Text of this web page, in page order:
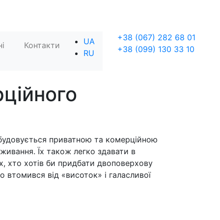
Контакти
UA
RU
Skip to content
+38 (067) 282 68 01
+38 (099) 130 33 10
приватною та комерційною
Їх також легко здавати в
хто хотів би придбати двоповерхову
втомився від «висоток» і галасливої